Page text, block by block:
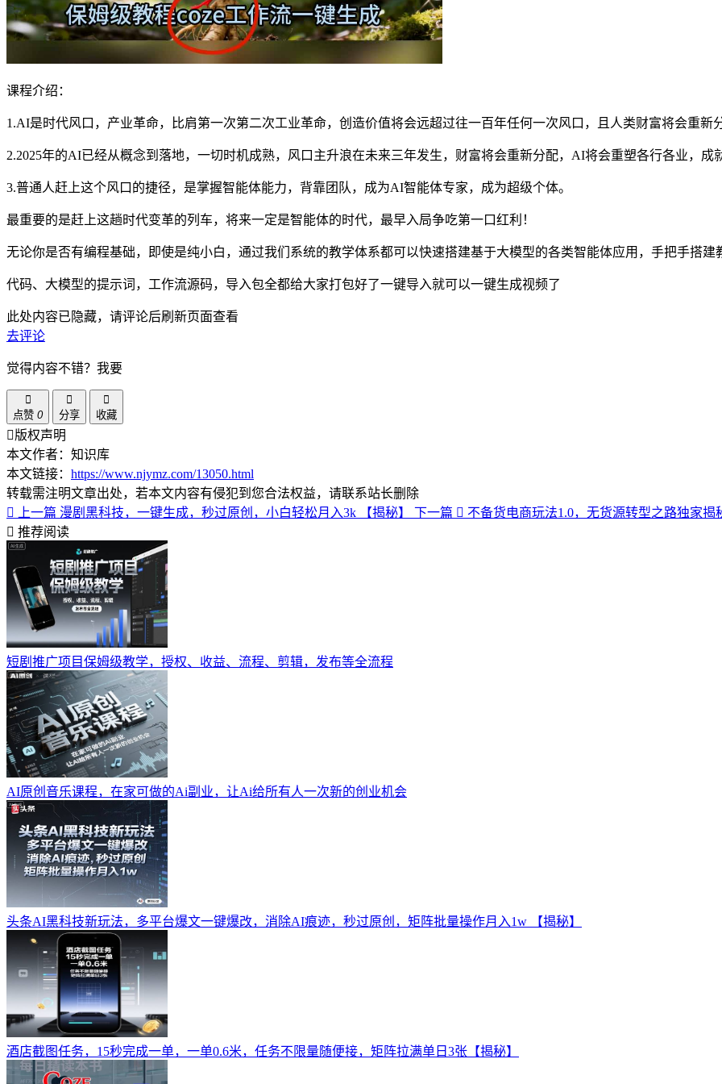
课程介绍：
1.AI是时代风口，产业革命，比肩第一次第二次工业革命，创造价值将会远超过往一百年任何一次风口，且人类财富将会重新
2.2025年的AI已经从概念到落地，一切时机成熟，风口主升浪在未来三年发生，财富将会重新分配，AI将会重塑各行各业，成
3.普通人赶上这个风口的捷径，是掌握智能体能力，背靠团队，成为AI智能体专家，成为超级个体。
最重要的是赶上这趟时代变革的列车，将来一定是智能体的时代，最早入局争吃第一口红利！
无论你是否有编程基础，即使是纯小白，通过我们系统的教学体系都可以快速搭建基于大模型的各类智能体应用，手把手搭建
代码、大模型的提示词，工作流源码，导入包全都给大家打包好了一键导入就可以一键生成视频了
此处内容已隐藏，请评论后刷新页面查看
去评论
觉得内容不错？我要
点赞 0 分享 收藏
版权声明
本文作者：知识库
本文链接： https://www.njymz.com/13050.html
转载需注明文章出处，若本文内容有侵犯到您合法权益，请联系站长删除
上一篇 漫剧黑科技，一键生成，秒过原创，小白轻松月入3k 【揭秘】 下一篇
不备货电商玩法1.0，​无货源转型之路独家
推荐阅读
短剧推广项目保姆级教学，授权、收益、流程、剪辑，发布等全流程
AI原创音乐课程，在家可做的Ai副业，让Ai给所有人一次新的创业机会
头条AI黑科技新玩法，多平台爆文一键爆改，消除AI痕迹，秒过原创，矩阵批量操作月入1w 【揭秘】
酒店截图任务，15秒完成一单，一单0.6米，任务不限量随便接，矩阵拉满单日3张【揭秘】